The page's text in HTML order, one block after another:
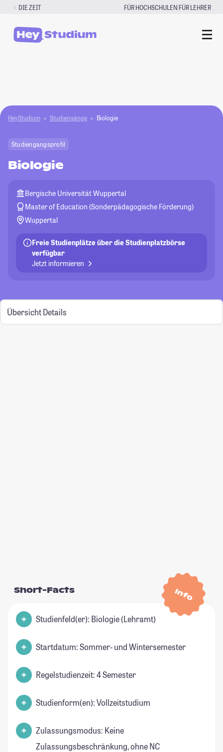
Zum
springen
DIE ZEIT FÜR HOCHSCHULEN|FÜR LEHRER
HeyStudium Studiengänge Biologie
Studiengangsprofil
Biologie
Bergische Universität Wuppertal
Master of Education (Sonderpädagogische Förderung)
Wuppertal
Freie Studienplätze über die Studienplatzbörse
verfügbar
Jetzt informieren
Übersicht Details
Info
Short-Facts
Studienfeld(er): Biologie (Lehramt)
Startdatum: Sommer- und Wintersemester
Regelstudienzeit: 4 Semester
Studienform(en): Vollzeitstudium
Zulassungsmodus: Keine
Zulassungsbeschränkung, ohne NC